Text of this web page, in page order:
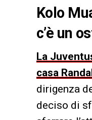
Kolo
c’è un
La
casa
dirigenza
deciso di